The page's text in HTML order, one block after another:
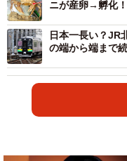
ニが産卵→孵化
日本一長い？JR
の端から端まで